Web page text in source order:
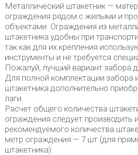
Металлический штакетник —
ограждения рядом с жилыми и
объектами. Ограждения из
штакетника удобны при
так как для их крепления
инструменты и не требуется
Пожалуй, лучший вариант забора
Для полной комплектации забора
штакетника дополнительно
лаги.
Расчет общего количества
ограждения следует производить
рекомендуемого количества
метр ограждения — 7 шт (для
штакетника).